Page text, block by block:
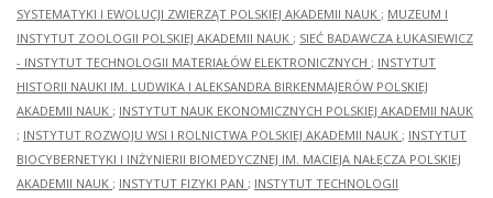
SYSTEMATYKI I EWOLUCJI ZWIERZĄT POLSKIEJ AKADEMII NAUK ; MUZEUM I
INSTYTUT ZOOLOGII POLSKIEJ AKADEMII NAUK ; SIEĆ BADAWCZA ŁUKASIEWICZ
- INSTYTUT TECHNOLOGII MATERIAŁÓW ELEKTRONICZNYCH ; INSTYTUT
HISTORII NAUKI IM. LUDWIKA I ALEKSANDRA BIRKENMAJERÓW POLSKIEJ
AKADEMII NAUK ; INSTYTUT NAUK EKONOMICZNYCH POLSKIEJ AKADEMII NAUK
; INSTYTUT ROZWOJU WSI I ROLNICTWA POLSKIEJ AKADEMII NAUK ; INSTYTUT
BIOCYBERNETYKI I INŻYNIERII BIOMEDYCZNEJ IM. MACIEJA NAŁĘCZA POLSKIEJ
AKADEMII NAUK ; INSTYTUT FIZYKI PAN ; INSTYTUT TECHNOLOGII